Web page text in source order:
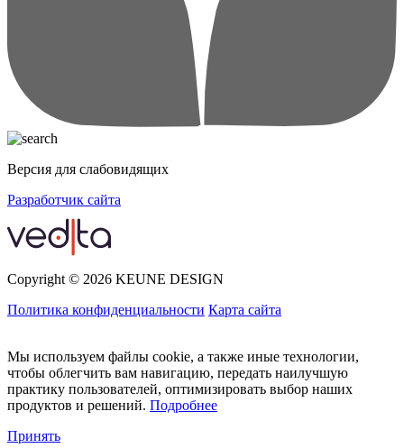
Версия для слабовидящих
Разработчик сайта
Copyright © 2026 KEUNE DESIGN
Политика конфиденциальности Карта сайта
Мы используем файлы cookie, а также иные технологии,
чтобы облегчить вам навигацию, передать наилучшую
практику пользователей, оптимизировать выбор наших
продуктов и решений. Подробнее
Принять